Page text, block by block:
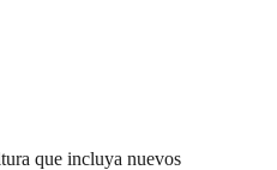
que incluya nuevos